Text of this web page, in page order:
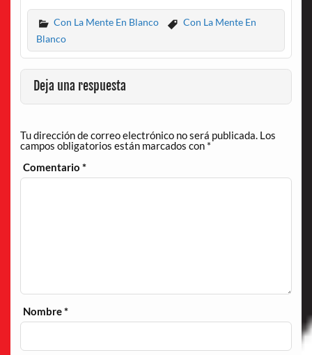
Con La Mente En Blanco
Con La Mente En
Blanco
Deja una respuesta
Tu dirección de correo electrónico no será publicada. Los
campos obligatorios están marcados con *
Comentario*
Nombre*